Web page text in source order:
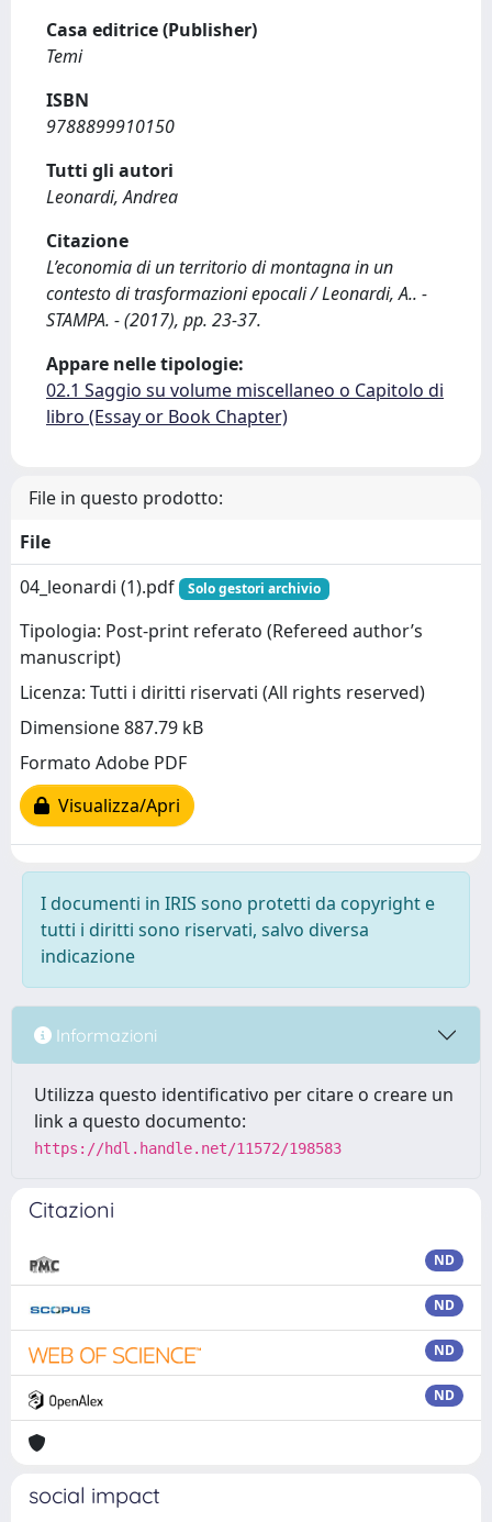
Casa editrice (Publisher)
Temi
ISBN
9788899910150
Tutti gli autori
Leonardi, Andrea
Citazione
L’economia di un territorio di montagna in un
contesto di trasformazioni epocali / Leonardi, A.. -
STAMPA. - (2017), pp. 23-37.
Appare nelle tipologie:
02.1 Saggio su volume miscellaneo o Capitolo di
libro (Essay or Book Chapter)
File in questo prodotto:
File
04_leonardi (1).pdf
Solo gestori archivio
Tipologia: Post-print referato (Refereed author’s
manuscript)
Licenza: Tutti i diritti riservati (All rights reserved)
Dimensione 887.79 kB
Formato Adobe PDF
Visualizza/Apri
I documenti in IRIS sono protetti da copyright e
tutti i diritti sono riservati, salvo diversa
indicazione
Informazioni
Utilizza questo identificativo per citare o creare un
link a questo documento:
https://hdl.handle.net/11572/198583
Citazioni
ND
ND
ND
ND
social impact